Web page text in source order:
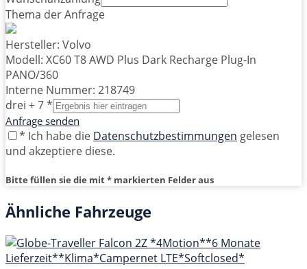
Thema der Anfrage
Hersteller: Volvo
Modell: XC60 T8 AWD Plus Dark Recharge Plug-In
PANO/360
Interne Nummer: 218749
drei + 7 *
Anfrage senden
* Ich habe die Datenschutzbestimmungen gelesen
und akzeptiere diese.
Bitte füllen sie die mit * markierten Felder aus
Ähnliche Fahrzeuge